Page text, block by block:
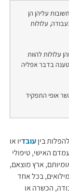
עליהן הן
עלולות
עלולות להוות
בדבר אפליה
אופי התפקיד
ביןעובדיו או
האישי, טיפולי
ארץ מוצאם,
בכל אחד
הכשרה או